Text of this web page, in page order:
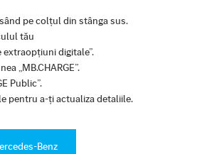
pe colțul din stânga sus.
tău
extraopțiuni digitale”.
„MB.CHARGE”.
Public”.
pentru a-ți actualiza detaliile.
Benz